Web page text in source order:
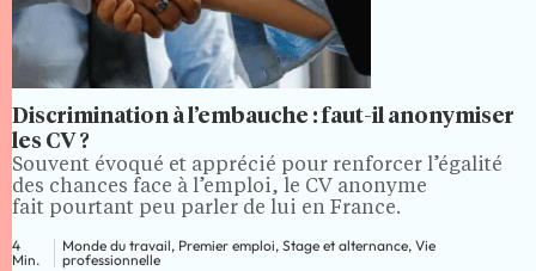
Discrimination à l’embauche : faut-il anonymiser
les CV ?
Souvent évoqué et apprécié pour renforcer l’égalité
des chances face à l’emploi, le CV anonyme
fait pourtant peu parler de lui en France.
4
Min.
Monde du travail, Premier emploi, Stage et alternance, Vie
professionnelle